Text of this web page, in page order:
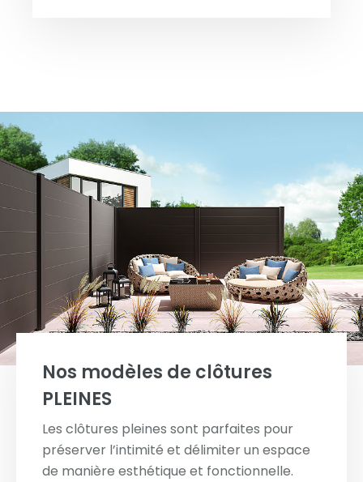
Nos modèles de clôtures
PLEINES
Les clôtures pleines sont parfaites pour
préserver l’intimité et délimiter un espace
de manière esthétique et fonctionnelle.